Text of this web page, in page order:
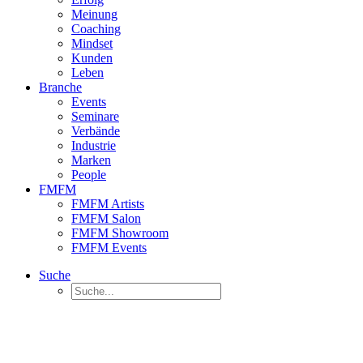
Meinung
Coaching
Mindset
Kunden
Leben
Branche
Events
Seminare
Verbände
Industrie
Marken
People
FMFM
FMFM Artists
FMFM Salon
FMFM Showroom
FMFM Events
Suche